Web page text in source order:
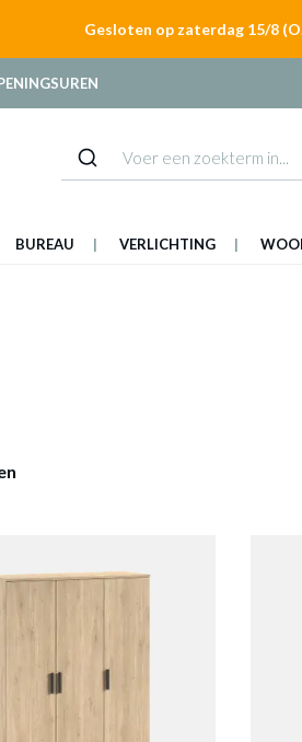
Gesloten op zaterdag 15/8
BUREAU VERLICHTING